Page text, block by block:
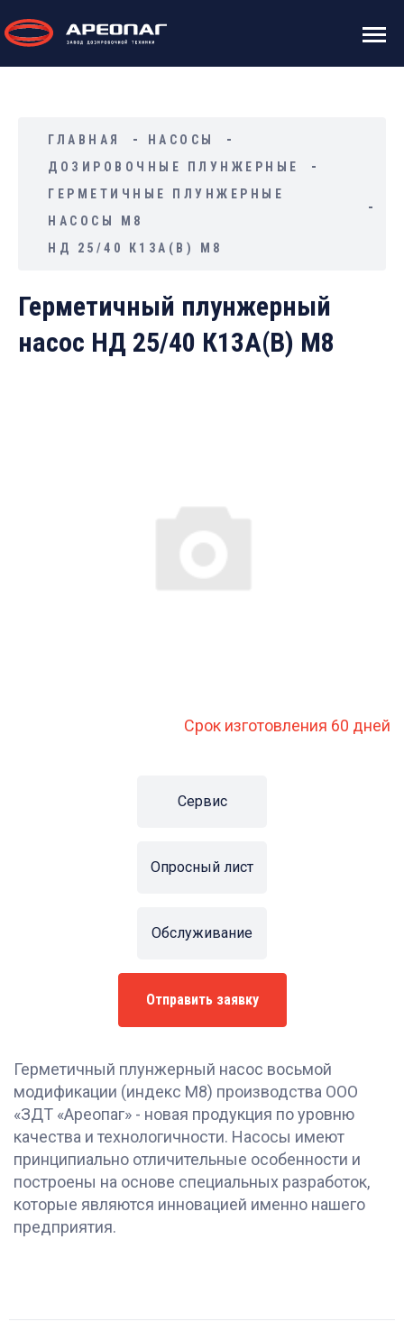
ГЛАВНАЯ
НАСОСЫ
ДОЗИРОВОЧНЫЕ ПЛУНЖЕРНЫЕ
ГЕРМЕТИЧНЫЕ ПЛУНЖЕРНЫЕ
НАСОСЫ М8
НД 25/40 К13А(В) М8
Герметичный плунжерный
насос НД 25/40 К13А(В) М8
Срок изготовления 60 дней
Сервис
Опросный лист
Обслуживание
Отправить заявку
Герметичный плунжерный насос восьмой
модификации (индекс М8) производства ООО
«ЗДТ «Ареопаг» - новая продукция по уровню
качества и технологичности. Насосы имеют
принципиально отличительные особенности и
построены на основе специальных разработок,
которые являются инновацией именно нашего
предприятия.